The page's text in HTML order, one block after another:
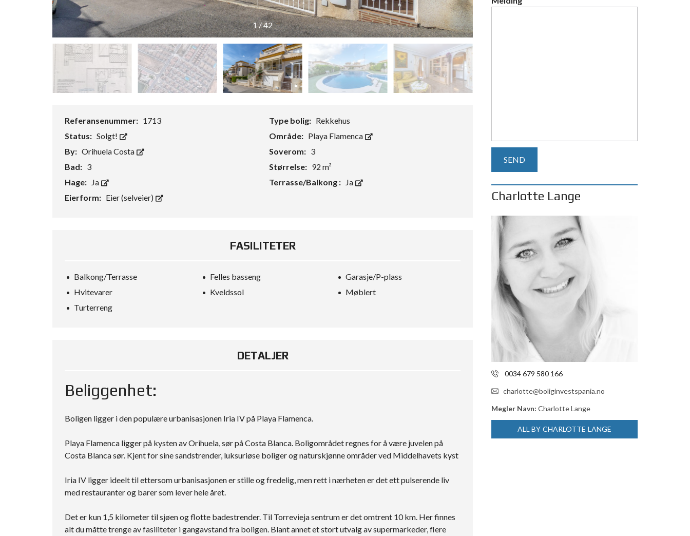
1/42
Referansenummer: 1713 Type bolig: Rekkehus
Status: Solgt! Område: Playa Flamenca
By: Orihuela Costa Soverom: 3
Bad: 3 Størrelse: 92 m²
Hage: Ja Terrasse/Balkong : Ja
Eierform: Eier (selveier)
FASILITETER
Balkong/Terrasse Felles basseng
Garasje/P-plass
Hvitevarer
Kveldssol
Møblert
Turterreng
DETALJER
Beliggenhet:
Boligen ligger i den populære urbanisasjonen Iria IV på Playa Flamenca.
Playa Flamenca ligger på kysten av Orihuela, sør på Costa Blanca. Boligområdet regnes for å være juvelen på
Costa Blanca sør. Kjent for sine sandstrender, luksuriøse boliger og naturskjønne områder ved Middelhavets kyst
Iria IV ligger ideelt til ettersom urbanisasjonen er stille og fredelig, men rett i nærheten er det ett pulserende liv
med restauranter og barer som lever hele året.
Det er kun 1,5 kilometer til sjøen og flotte badestrender. Til Torrevieja sentrum er det omtrent 10 km. Her finnes
alt du måtte trenge av fasiliteter i gangavstand fra boligen. Blant annet et stort utvalg av supermarkeder, flere
Charlotte Lange
0034 679 580 166
charlotte@boliginvestspania.no
Megler Navn: Charlotte Lange
ALL BY CHARLOTTE LANGE